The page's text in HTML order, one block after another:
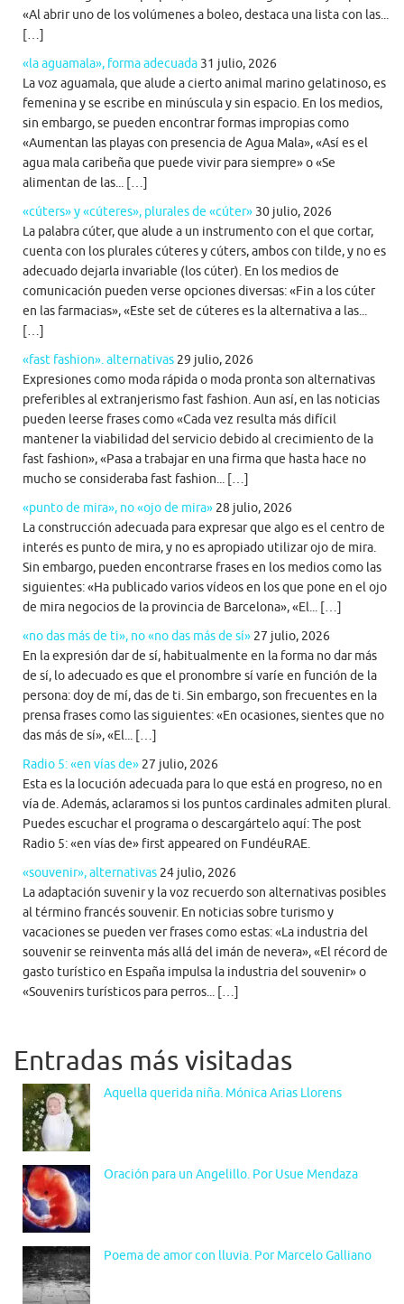
«Al abrir uno de los volúmenes a boleo, destaca una lista con las...
[…]
«la aguamala», forma adecuada 31 julio, 2026
La voz aguamala, que alude a cierto animal marino gelatinoso, es
femenina y se escribe en minúscula y sin espacio. En los medios,
sin embargo, se pueden encontrar formas impropias como
«Aumentan las playas con presencia de Agua Mala», «Así es el
agua mala caribeña que puede vivir para siempre» o «Se
alimentan de las... […]
«cúters» y «cúteres», plurales de «cúter» 30 julio, 2026
La palabra cúter, que alude a un instrumento con el que cortar,
cuenta con los plurales cúteres y cúters, ambos con tilde, y no es
adecuado dejarla invariable (los cúter). En los medios de
comunicación pueden verse opciones diversas: «Fin a los cúter
en las farmacias», «Este set de cúteres es la alternativa a las...
[…]
«fast fashion». alternativas 29 julio, 2026
Expresiones como moda rápida o moda pronta son alternativas
preferibles al extranjerismo fast fashion. Aun así, en las noticias
pueden leerse frases como «Cada vez resulta más difícil
mantener la viabilidad del servicio debido al crecimiento de la
fast fashion», «Pasa a trabajar en una firma que hasta hace no
mucho se consideraba fast fashion... […]
«punto de mira», no «ojo de mira» 28 julio, 2026
La construcción adecuada para expresar que algo es el centro de
interés es punto de mira, y no es apropiado utilizar ojo de mira.
Sin embargo, pueden encontrarse frases en los medios como las
siguientes: «Ha publicado varios vídeos en los que pone en el ojo
de mira negocios de la provincia de Barcelona», «El... […]
«no das más de ti», no «no das más de sí» 27 julio, 2026
En la expresión dar de sí, habitualmente en la forma no dar más
de sí, lo adecuado es que el pronombre sí varíe en función de la
persona: doy de mí, das de ti. Sin embargo, son frecuentes en la
prensa frases como las siguientes: «En ocasiones, sientes que no
das más de sí», «El... […]
Radio 5: «en vías de» 27 julio, 2026
Esta es la locución adecuada para lo que está en progreso, no en
vía de. Además, aclaramos si los puntos cardinales admiten plural.
Puedes escuchar el programa o descargártelo aquí: The post
Radio 5: «en vías de» first appeared on FundéuRAE.
«souvenir», alternativas 24 julio, 2026
La adaptación suvenir y la voz recuerdo son alternativas posibles
al término francés souvenir. En noticias sobre turismo y
vacaciones se pueden ver frases como estas: «La industria del
souvenir se reinventa más allá del imán de nevera», «El récord de
gasto turístico en España impulsa la industria del souvenir» o
«Souvenirs turísticos para perros... […]
Entradas más visitadas
Aquella querida niña. Mónica Arias Llorens
Oración para un Angelillo. Por Usue Mendaza
Poema de amor con lluvia. Por Marcelo Galliano